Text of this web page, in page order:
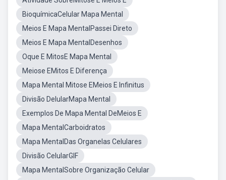
BioquímicaCelular Mapa Mental
Meios E Mapa MentalPassei Direto
Meios E Mapa MentalDesenhos
Oque E MitosE Mapa Mental
Meiose EMitos E Diferença
Mapa Mental Mitose EMeios E Infinitus
Divisão DelularMapa Mental
Exemplos De Mapa Mental DeMeios E
Mapa MentalCarboidratos
Mapa MentalDas Organelas Celulares
Divisão CelularGIF
Mapa MentalSobre Organização Celular